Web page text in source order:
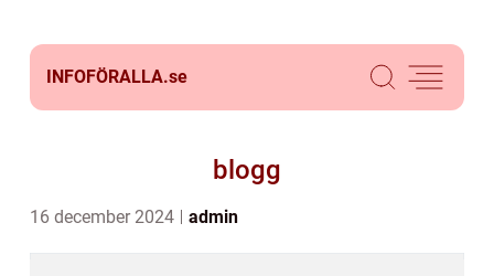
INFOFÖRALLA.se
blogg
16 december 2024 admin